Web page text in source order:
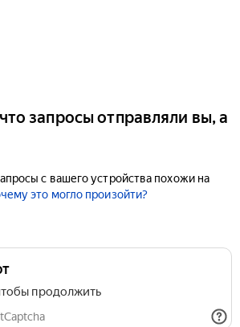
запросы отправляли вы, а
с вашего устройства похожи на
это могло произойти?
продолжить